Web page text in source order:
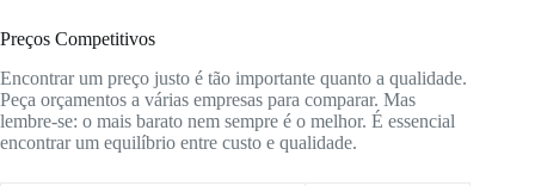
Preços Competitivos
Encontrar um preço justo é tão importante quanto a qualidade.
Peça orçamentos a várias empresas para comparar. Mas
lembre-se: o mais barato nem sempre é o melhor. É essencial
encontrar um equilíbrio entre custo e qualidade.